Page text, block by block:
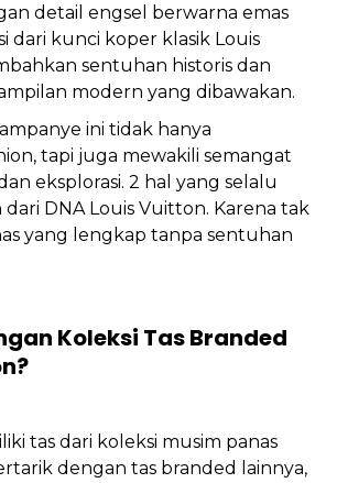
detail engsel berwarna emas
dari kunci koper klasik Louis
sentuhan historis dan
modern yang dibawakan.
ini tidak hanya
tapi juga mewakili semangat
eksplorasi. 2 hal yang selalu
dari DNA Louis Vuitton. Karena tak
yang lengkap tanpa sentuhan
Koleksi Tas Branded
tas dari koleksi musim panas
dengan tas branded lainnya,